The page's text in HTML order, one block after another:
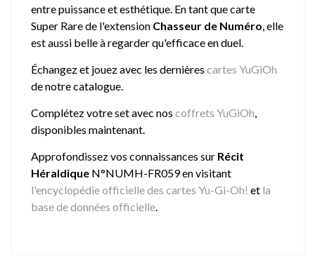
entre puissance et esthétique. En tant que carte
Super Rare de l'extension Chasseur de Numéro, elle
est aussi belle à regarder qu'efficace en duel.
Échangez et jouez avec les dernières cartes YuGiOh
de notre catalogue.
Complétez votre set avec nos coffrets YuGiOh,
disponibles maintenant.
Approfondissez vos connaissances sur Récit
Héraldique N°NUMH-FR059 en visitant
l'encyclopédie officielle des cartes Yu-Gi-Oh! et la
base de données officielle.